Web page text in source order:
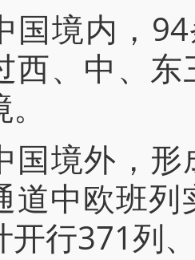
境内，94
西、中、
境外，形
道中欧班
开行371列